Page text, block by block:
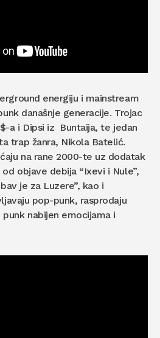
energiju i mainstream
današnje generacije. Trojac
a i Dipsi iz Buntaija, te jedan
trap žanra, Nikola Batelić.
na rane 2000-te uz dodatak
objave debija “Ixevi i Nule”,
je za Luzere”, kao i
pop-punk, rasprodaju
nabijen emocijama i